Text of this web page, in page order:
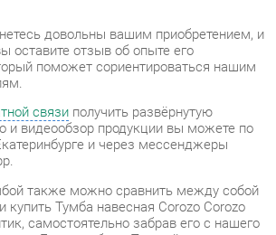
и видеообзор продукции вы можете по
и через мессенджеры
также можно сравнить между собой
самостоятельно забрав его с нашего
в г. Екатеринбург. Полный список
смотрите на страницеконтактов.
Лдсп
Антик